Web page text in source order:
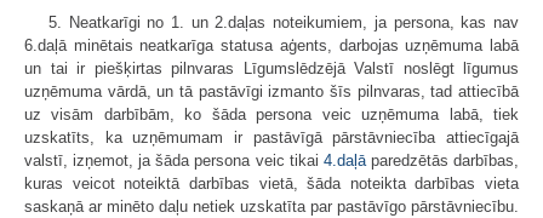
5. Neatkarīgi no 1. un 2.daļas noteikumiem, ja persona, kas nav
6.daļā minētais neatkarīga statusa aģents, darbojas uzņēmuma labā
un tai ir piešķirtas pilnvaras Līgumslēdzējā Valstī noslēgt līgumus
uzņēmuma vārdā, un tā pastāvīgi izmanto šīs pilnvaras, tad attiecībā
uz visām darbībām, ko šāda persona veic uzņēmuma labā, tiek
uzskatīts, ka uzņēmumam ir pastāvīgā pārstāvniecība attiecīgajā
valstī, izņemot, ja šāda persona veic tikai 4.daļāparedzētās darbības,
kuras veicot noteiktā darbības vietā, šāda noteikta darbības vieta
saskaņā ar minēto daļu netiek uzskatīta par pastāvīgo pārstāvniecību.